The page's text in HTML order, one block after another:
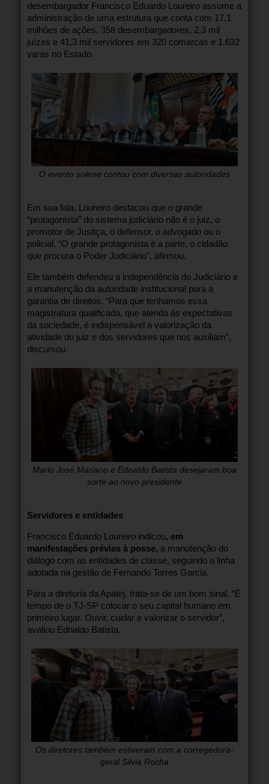
desembargador Francisco Eduardo Loureiro assume a
administração de uma estrutura que conta com 17,1
milhões de ações, 358 desembargadores, 2,3 mil
juízes e 41,3 mil servidores em 320 comarcas e 1.632
varas no Estado.
O evento solene contou com diversas autoridades
Em sua fala, Loureiro destacou que o grande
“protagonista” do sistema judiciário não é o juiz, o
promotor de Justiça, o defensor, o advogado ou o
policial. “O grande protagonista é a parte, o cidadão
que procura o Poder Judiciário”, afirmou.
Ele também defendeu a independência do Judiciário e
a manutenção da autoridade institucional para a
garantia de direitos. “Para que tenhamos essa
magistratura qualificada, que atenda às expectativas
da sociedade, é indispensável a valorização da
atividade do juiz e dos servidores que nos auxiliam”,
discursou.
Mario José Mariano e Ednaldo Batista desejaram boa
sorte ao novo presidente
Servidores e entidades
Francisco Eduardo Loureiro indicou, em
manifestações prévias à posse, a manutenção do
diálogo com as entidades de classe, seguindo a linha
adotada na gestão de Fernando Torres Garcia.
Para a diretoria da Apatej, trata-se de um bom sinal. “É
tempo de o TJ-SP colocar o seu capital humano em
primeiro lugar. Ouvir, cuidar e valorizar o servidor”,
avaliou Ednaldo Batista.
Os diretores também estiveram com a corregedora-
geral Silvia Rocha